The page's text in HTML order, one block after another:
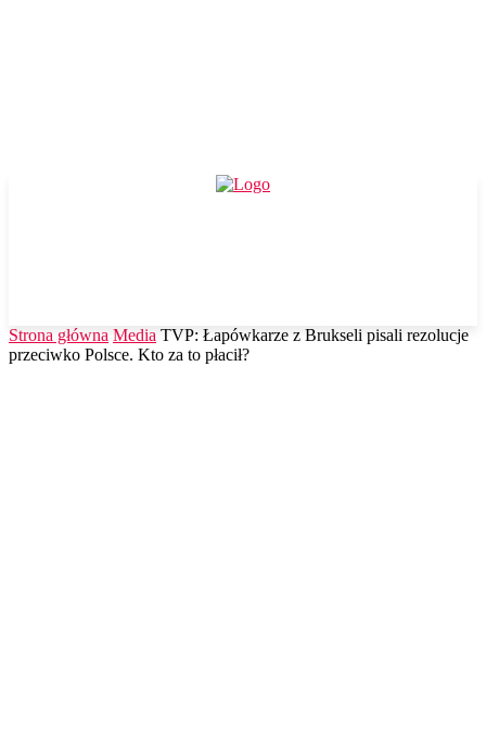
Strona główna Media TVP: Łapówkarze z Brukseli pisali rezolucje
przeciwko Polsce. Kto za to płacił?